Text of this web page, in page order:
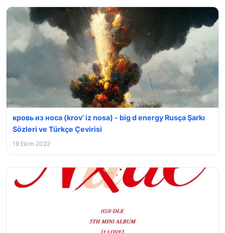
кровь из носа (krov’ iz nosa) - ⁣big d energy Rusça Şarkı
Sözleri ve Türkçe Çevirisi
19 Ekim 2022